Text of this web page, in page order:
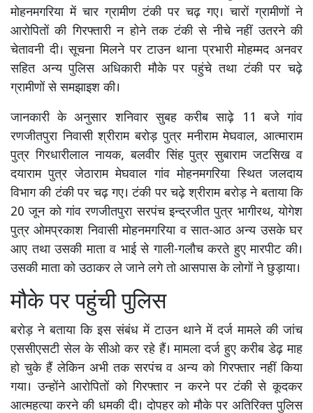
मोहनमगरिया में चार ग्रामीण टंकी पर चढ़ गए। चारों ग्रामीणों ने
आरोपितों की गिरफ्तारी न होने तक टंकी से नीचे नहीं उतरने की
चेतावनी दी। सूचना मिलने पर टाउन थाना प्रभारी मोहम्मद अनवर
सहित अन्य पुलिस अधिकारी मौके पर पहुंचे तथा टंकी पर चढ़े
ग्रामीणों से समझाइश की।
जानकारी के अनुसार शनिवार सुबह करीब साढ़े 11 बजे गांव
रणजीतपुरा निवासी श्रीराम बरोड़ पुत्र मनीराम मेघवाल, आत्माराम
पुत्र गिरधारीलाल नायक, बलवीर सिंह पुत्र सुबाराम जटसिख व
दयाराम पुत्र जेठाराम मेघवाल गांव मोहनमगरिया स्थित जलदाय
विभाग की टंकी पर चढ़ गए। टंकी पर चढ़े श्रीराम बरोड़ ने बताया कि
20 जून को गांव रणजीतपुरा सरपंच इन्द्रजीत पुत्र भागीरथ, योगेश
पुत्र ओमप्रकाश निवासी मोहनमगरिया व सात-आठ अन्य उसके घर
आए तथा उसकी माता व भाई से गाली-गलौच करते हुए मारपीट की।
उसकी माता को उठाकर ले जाने लगे तो आसपास के लोगों ने छुड़ाया।
मौके पर पहुंची पुलिस
बरोड़ ने बताया कि इस संबंध में टाउन थाने में दर्ज मामले की जांच
एससीएसटी सेल के सीओ कर रहे हैं। मामला दर्ज हुए करीब डेढ़ माह
हो चुके हैं लेकिन अभी तक सरपंच व अन्य को गिरफ्तार नहीं किया
गया। उन्होंने आरोपितों को गिरफ्तार न करने पर टंकी से कूदकर
आत्महत्या करने की धमकी दी। दोपहर को मौके पर अतिरिक्त पुलिस